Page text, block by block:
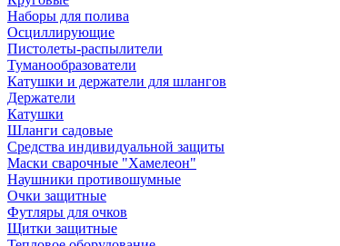
Наборы для полива
Осциллирующие
Пистолеты-распылители
Туманообразователи
Катушки и держатели для шлангов
Держатели
Катушки
Шланги садовые
Средства индивидуальной защиты
Маски сварочные "Хамелеон"
Наушники противошумные
Очки защитные
Футляры для очков
Щитки защитные